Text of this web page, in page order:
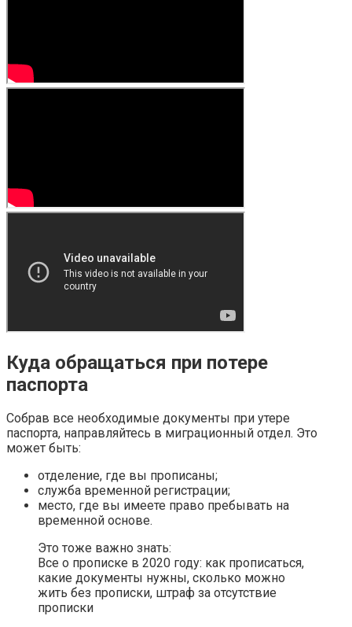
Куда обращаться при потере
паспорта
Собрав все необходимые документы при утере
паспорта, направляйтесь в миграционный отдел. Это
может быть:
отделение, где вы прописаны;
служба временной регистрации;
место, где вы имеете право пребывать на
временной основе.
Это тоже важно знать:
Все о прописке в 2020 году: как прописаться,
какие документы нужны, сколько можно
жить без прописки, штраф за отсутствие
прописки